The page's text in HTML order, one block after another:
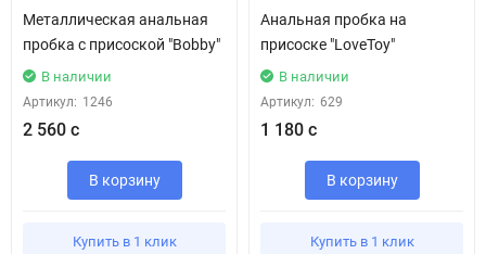
Металлическая анальная
пробка с присоской "Bobby"
В наличии
Артикул: 1246
2 560 с
В корзину
Купить в 1 клик
Анальная пробка на
присоске "LoveToy"
В наличии
Артикул: 629
1 180 с
В корзину
Купить в 1 клик